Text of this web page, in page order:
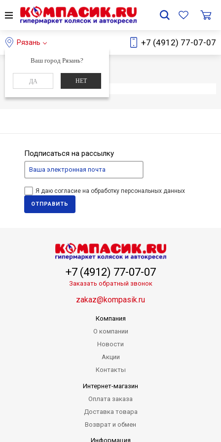
Рязань
Ваш город Рязань?
ДА НЕТ
+7 (4912) 77-07-07
Главная Каталог
Элемент не найден
Подписаться на рассылку
Я даю согласие на обработку персональных данных
ОТПРАВИТЬ
+7 (4912) 77-07-07
Заказать обратный звонок
zakaz@kompasik.ru
Компания
О компании
Новости
Акции
Контакты
Интернет-магазин
Оплата заказа
Доставка товара
Возврат и обмен
Информация